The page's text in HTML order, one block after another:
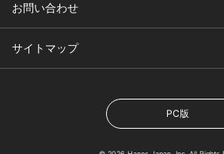
お問い合わせ
サイトマップ
PC版